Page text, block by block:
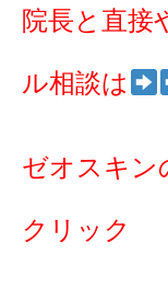
院長と直接
ル相談は
ゼオスキン
クリック